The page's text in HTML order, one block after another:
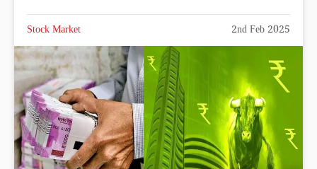
Stock Market 2nd Feb 2025